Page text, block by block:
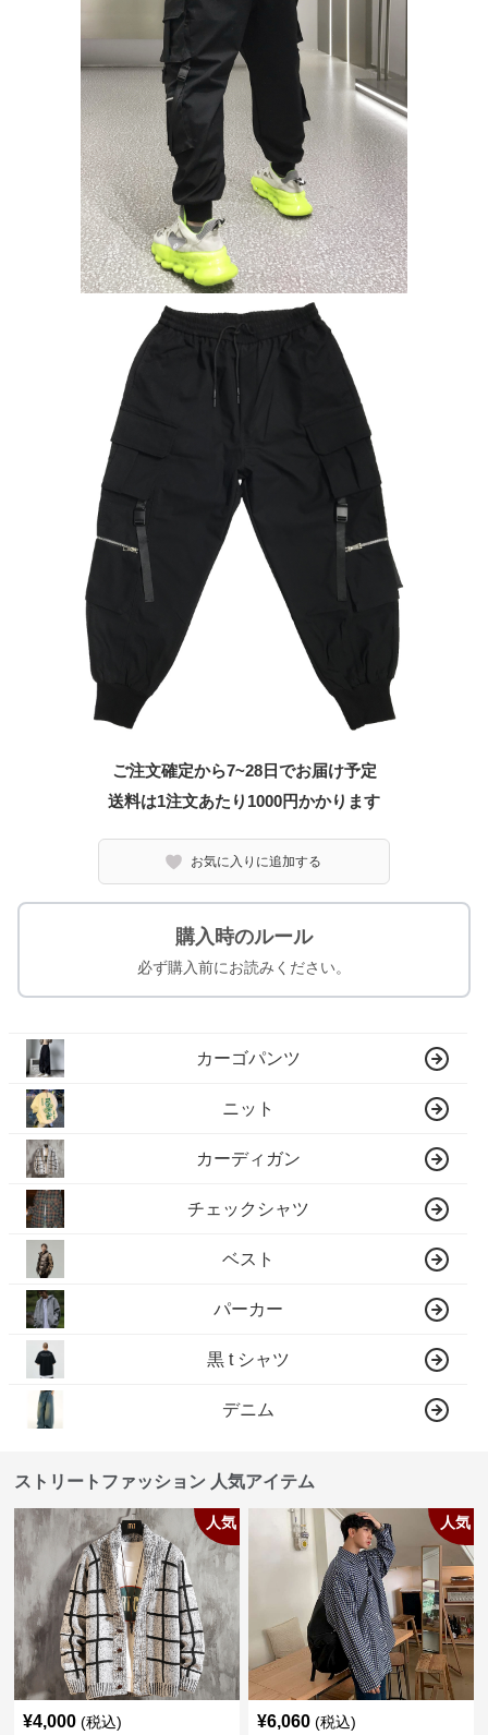
ご注文確定から7~28日でお届け予定
送料は1注文あたり 1000円かかります
お気に入りに追加する
購入時のルール
必ず購入前にお読みください。
カーゴパンツ
ニット
カーディガン
チェックシャツ
ベスト
パーカー
黒 t シャツ
デニム
ストリートファッション 人気アイテム
人気
¥4,000 (税込)
人気
¥6,060 (税込)